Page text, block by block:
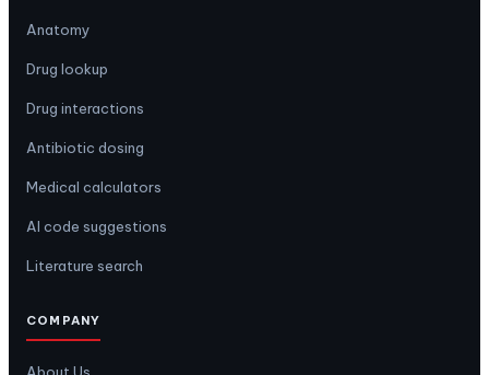
Anatomy
Drug lookup
Drug interactions
Antibiotic dosing
Medical calculators
AI code suggestions
Literature search
COMPANY
About Us